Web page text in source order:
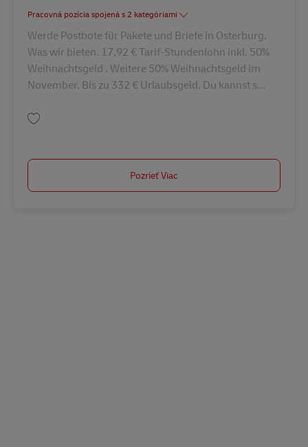
Pracovná pozícia spojená s 2 kategóriami
Werde Postbote für Pakete und Briefe in Osterburg.
Was wir bieten. 17,92 € Tarif-Stundenlohn inkl. 50%
Weihnachtsgeld . Weitere 50% Weihnachtsgeld im
November. Bis zu 332 € Urlaubsgeld. Du kannst s...
Pozrieť Viac